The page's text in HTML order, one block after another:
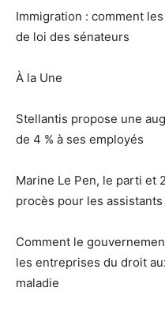
Immigration : comment
de loi des sénateurs
À la Une
Stellantis propose une
de 4 % à ses employés
Marine Le Pen, le parti et
procès pour les
Comment le
les entreprises du droit
maladie